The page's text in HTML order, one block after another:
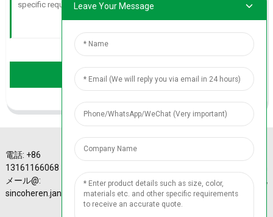
Send
電話: +86
13161166068 または
メール@:
sincoheren.janice@gmail.com©著作権 - 2010-2024 :
全著作権所有、北京
A-4 Sinotrans Plaza、
Beidajie、海淀区、北
京、中国。
Leave Your Message